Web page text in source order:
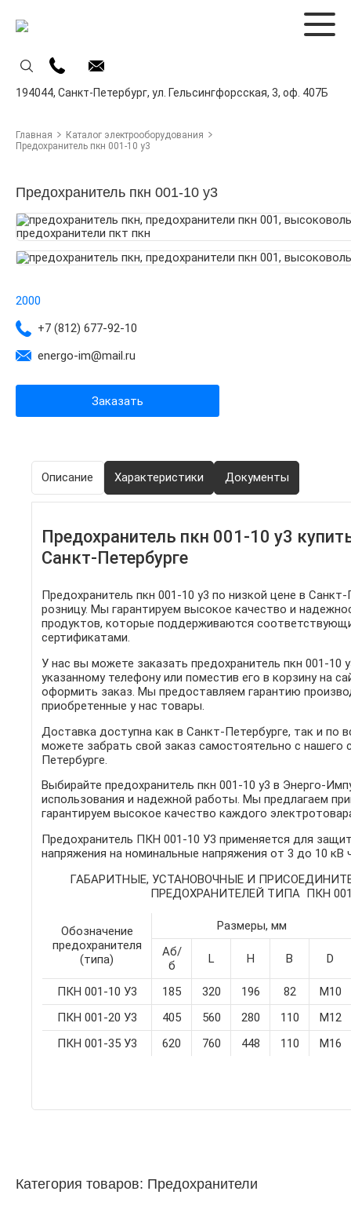
194044, Санкт-Петербург, ул. Гельсингфорсская, 3, оф. 407Б
Главная
Каталог электрооборудования
Предохранитель пкн 001-10 у3
Предохранитель пкн 001-10 у3
2000
+7 (812) 677-92-10
energo-im@mail.ru
Заказать
Описание Характеристики Документы
Предохранитель пкн 001-10 у3
Санкт-Петербурге
Предохранитель пкн 001-10 у3 по низкой цене в
розницу. Мы гарантируем высокое качество и
продуктов, которые поддерживаются
сертификатами.
У нас вы можете заказать предохранитель пкн 001-10
указанному телефону или поместив его в корзину на
оформить заказ. Мы предоставляем гарантию
приобретенные у нас товары.
Доставка доступна как в Санкт-Петербурге, так и по
можете забрать свой заказ самостоятельно с нашего
Петербурге.
Выбирайте предохранитель пкн 001-10 у3 в Энерго-
использования и надежной работы. Мы предлагаем
гарантируем высокое качество каждого
Предохранитель ПКН 001-10 У3 применяется для
напряжения на номинальные напряжения от 3 до 10 кВ
ГАБАРИТНЫЕ, УСТАНОВОЧНЫЕ И
ПРЕДОХРАНИТЕЛЕЙ ТИПА ПКН
Обозначение
предохранителя
(типа)
Размеры, мм
Аб/
б
L Н В D
ПКН 001-10 У3 185 320 196 82
М10
ПКН 001-20 У3
405 560 280 110
М12
ПКН 001-35 У3
620 760 448 110 М16
Категория товаров: Предохранители